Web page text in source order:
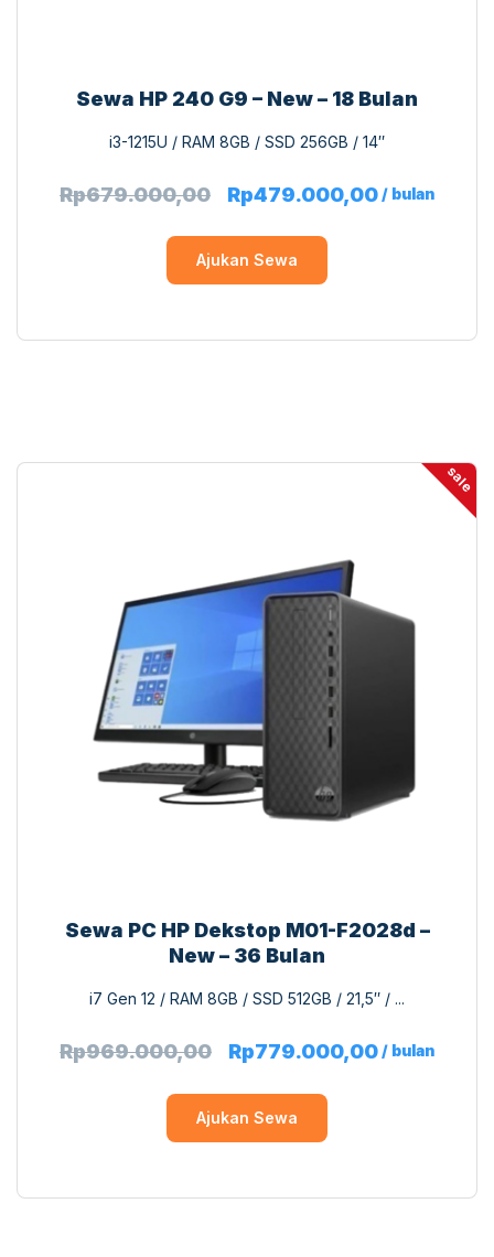
Sewa HP 240 G9 – New – 18 Bulan
i3-1215U / RAM 8GB / SSD 256GB / 14″
Rp679.000,00 Rp479.000,00 / bulan
Ajukan Sewa
sale
Sewa PC HP Dekstop M01-F2028d –
New – 36 Bulan
i7 Gen 12 / RAM 8GB / SSD 512GB / 21,5″ / ...
Rp969.000,00 Rp779.000,00/ bulan
Ajukan Sewa